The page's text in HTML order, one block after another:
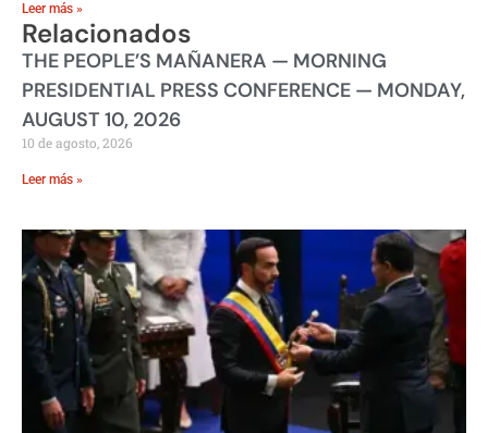
Leer más »
Relacionados
THE PEOPLE’S MAÑANERA — MORNING
PRESIDENTIAL PRESS CONFERENCE — MONDAY,
AUGUST 10, 2026
10 de agosto, 2026
Leer más »